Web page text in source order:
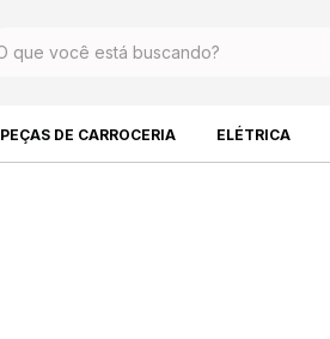
PEÇAS DE CARROCERIA ELÉTRICA